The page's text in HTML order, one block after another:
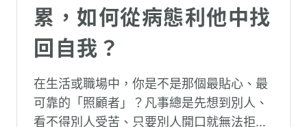
累，如何從病態利他中找
回自我？
在生活或職場中，你是不是那個最貼心、最
可靠的「照顧者」？凡事總是先想到別人、
看不得別人受苦、只要別人開口就無法拒